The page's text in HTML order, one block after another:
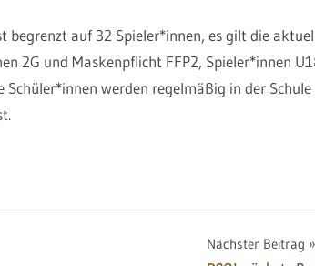
begrenzt auf 32 Spieler*innen, es gilt die
2G und Maskenpflicht FFP2, Spieler*innen
werden regelmäßig in der Schule
Nächster Beitrag